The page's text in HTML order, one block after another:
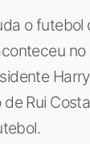
o futebol
no
Rui